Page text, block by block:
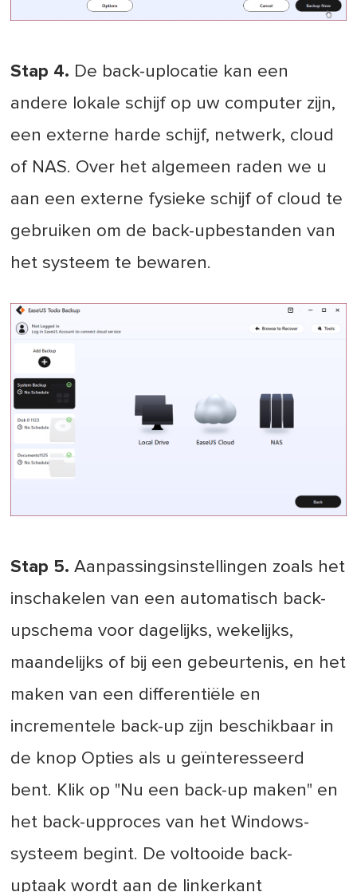
Stap 4. De back-uplocatie kan een
andere lokale schijf op uw computer zijn,
een externe harde schijf, netwerk, cloud
of NAS. Over het algemeen raden we u
aan een externe fysieke schijf of cloud te
gebruiken om de back-upbestanden van
het systeem te bewaren.
Stap 5. Aanpassingsinstellingen zoals het
inschakelen van een automatisch back-
upschema voor dagelijks, wekelijks,
maandelijks of bij een gebeurtenis, en het
maken van een differentiële en
incrementele back-up zijn beschikbaar in
de knop Opties als u geïnteresseerd
bent. Klik op "Nu een back-up maken" en
het back-upproces van het Windows-
systeem begint. De voltooide back-
uptaak wordt aan de linkerkant